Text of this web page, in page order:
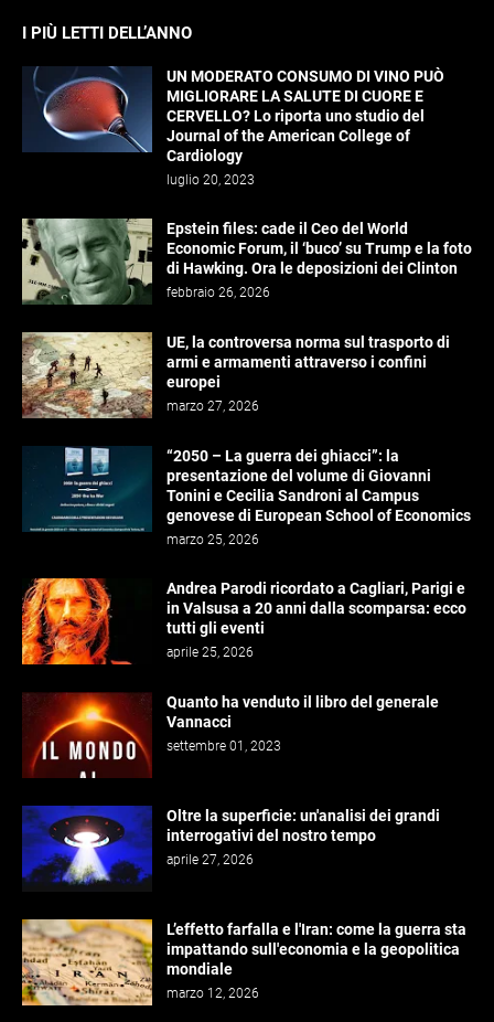
I PIÙ LETTI DELL’ANNO
UN MODERATO CONSUMO DI VINO PUÒ
MIGLIORARE LA SALUTE DI CUORE E
CERVELLO? Lo riporta uno studio del
Journal of the American College of
Cardiology
luglio 20, 2023
Epstein files: cade il Ceo del World
Economic Forum, il ‘buco’ su Trump e la foto
di Hawking. Ora le deposizioni dei Clinton
febbraio 26, 2026
UE, la controversa norma sul trasporto di
armi e armamenti attraverso i confini
europei
marzo 27, 2026
“2050 – La guerra dei ghiacci”: la
presentazione del volume di Giovanni
Tonini e Cecilia Sandroni al Campus
genovese di European School of Economics
marzo 25, 2026
Andrea Parodi ricordato a Cagliari, Parigi e
in Valsusa a 20 anni dalla scomparsa: ecco
tutti gli eventi
aprile 25, 2026
Quanto ha venduto il libro del generale
Vannacci
settembre 01, 2023
Oltre la superficie: un'analisi dei grandi
interrogativi del nostro tempo
aprile 27, 2026
L’effetto farfalla e l'Iran: come la guerra sta
impattando sull'economia e la geopolitica
mondiale
marzo 12, 2026